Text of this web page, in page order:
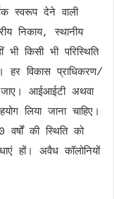
स्वरूप देने वाली
निकाय, स्थानीय
किसी भी परिस्थिति
हर विकास प्राधिकरण/
जाए। आईआईटी अथवा
लिया जाना चाहिए।
की स्थिति को
हों। अवैध कॉलोनियों